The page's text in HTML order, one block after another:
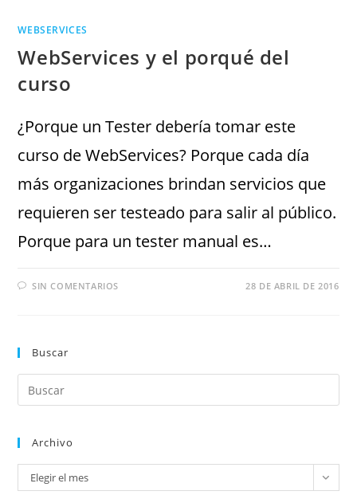
WEBSERVICES
WebServices y el porqué del
curso
¿Porque un Tester debería tomar este
curso de WebServices? Porque cada día
más organizaciones brindan servicios que
requieren ser testeado para salir al público.
Porque para un tester manual es…
SIN COMENTARIOS 28 DE ABRIL DE 2016
Buscar
Archivo
Elegir el mes